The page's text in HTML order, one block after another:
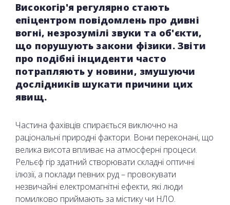
Високогір'я регулярно стають
епіцентром повідомлень про дивні
вогні, незрозумілі звуки та об'єкти,
що порушують закони фізики. Звіти
про подібні інциденти часто
потрапляють у новини, змушуючи
дослідників шукати причини цих
явищ.
Частина фахівців спирається виключно на
раціональні природні фактори. Вони переконані, що
велика висота впливає на атмосферні процеси.
Рельєф гір здатний створювати складні оптичні
ілюзії, а поклади певних руд – провокувати
незвичайні електромагнітні ефекти, які люди
помилково приймають за містику чи НЛО.